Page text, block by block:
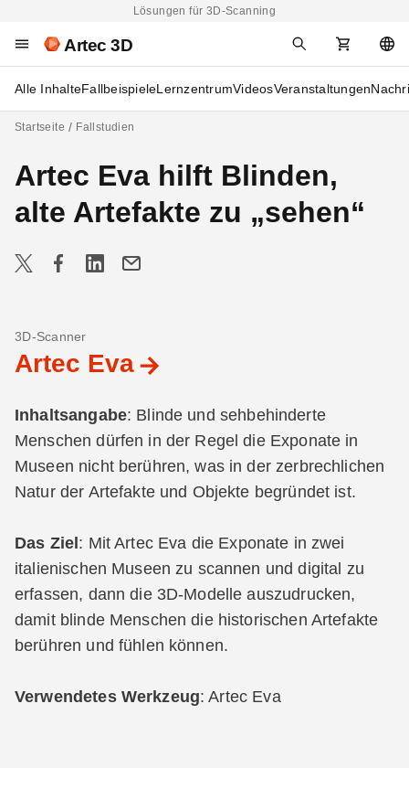
Lösungen für 3D-Scanning
Artec 3D
Alle InhalteFallbeispieleLernzentrumVideosVeranstaltungen
Startseite Fallstudien
Artec Eva hilft Blinden,
alte Artefakte zu „sehen“
3D-Scanner
Artec Eva
Inhaltsangabe: Blinde und sehbehinderte
Menschen dürfen in der Regel die Exponate in
Museen nicht berühren, was in der zerbrechlichen
Natur der Artefakte und Objekte begründet ist.
Das Ziel : Mit Artec Eva die Exponate in zwei
italienischen Museen zu scannen und digital zu
erfassen, dann die 3D-Modelle auszudrucken,
damit blinde Menschen die historischen Artefakte
berühren und fühlen können.
Verwendetes Werkzeug: Artec Eva